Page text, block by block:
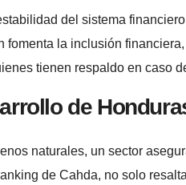
del sistema
la inclusión
tienen respaldo en caso
de
naturales, un sector
de Cahda, no solo